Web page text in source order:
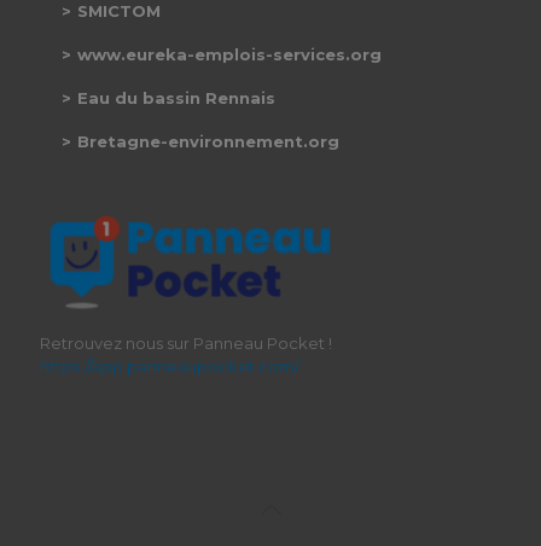
SMICTOM
www.eureka-emplois-services.org
Eau du bassin Rennais
Bretagne-environnement.org
Retrouvez nous sur Panneau Pocket !
https://app.panneaupocket.com/